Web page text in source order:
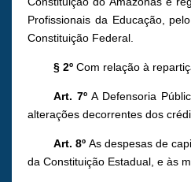
Profissionais da Educação,
Constituição Federal.
§ 2º Com relação à
Art. 7º A Defensoria
alterações decorrentes dos
Art. 8º As despesas de
da Constituição Estadual, e às